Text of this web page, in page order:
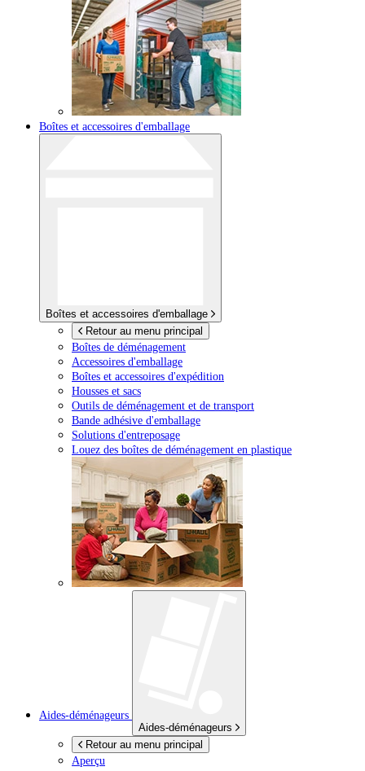
Boîtes et accessoires d'emballage
Boîtes et accessoires d'emballage
Retour au menu principal
Boîtes de déménagement
Accessoires d'emballage
Boîtes et accessoires d'expédition
Housses et sacs
Outils de déménagement et de transport
Bande adhésive d'emballage
Solutions d'entreposage
Louez des boîtes de déménagement en plastique
Aides-déménageurs
Aides-déménageurs
Retour au menu principal
Aperçu